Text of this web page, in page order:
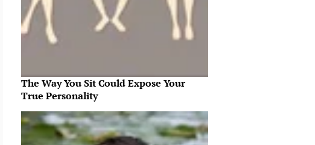
The Way You Sit Could Expose Your
True Personality